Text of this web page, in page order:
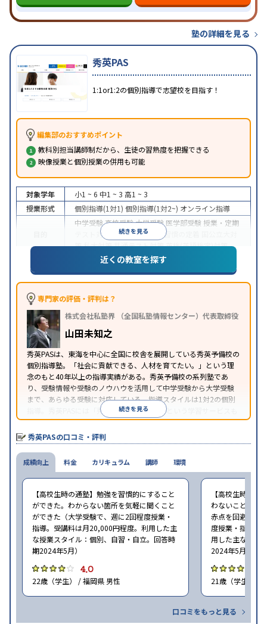
塾の詳細を見る
秀英PAS
1:1or1:2の個別指導で志望校を目指す！
編集部のおすすめポイント
教科別担当講師制だから、生徒の習熟度を把握できる
映像授業と個別授業の併用も可能
続きを見る
対象学年 小1 ~ 6 中1 ~ 3 高1 ~ 3
授業形式
個別指導(1対1) 個別指導(1対2~) オンライン指導
中学受験高校受験大学受験 医学部受験 授業・定期
テスト対策
内申点対策 学習習慣の定着
策私大対策共通テスト対策英検(英語検定)対策
特徴
入塾に学力基準あり授業の振替可能
ブレットを利用オンライン対応1科目から受講可能
季節講習のみの受講可自習室あり
※2024年6月調査。大学受験塾・予備校のアンケート調査方法
近くの教室を探す
専門家の評価・評判は？
株式会社私塾界 （全国私塾情報センター）代表取締役
山田未知之
秀英PASは、東海を中心に全国に校舎を展開している秀英予備校の
個別指導塾。「社会に貢献できる、人材を育てたい。」という理
念のもと40年以上の指導実績がある。秀英予備校の系列塾であ
り、受験情報や受験のノウハウを活用して中学受験から大学受験
まで、あらゆる受験に対応している。指導スタイルは1対2の個別
指導。秀英PASには「秀英PASオンライン」という学習サービスも
あり、自宅からも受講できる。
続きを見る
秀英PASの口コミ・評判
成績向上
【高校生時の通塾】勉強を習慣的にすること
ができた。わからない箇所を気軽に聞くこと
ができた（大学受験で、週に2回程度授業・
指導。受講料は月20,000円程度。利用した主
な授業スタイル：個別、自習・自立。回答時
期2024年5月）
4.0
22歳（学生） / 福岡県 男性
【高校生時の通
わないことがあ
赤点を回避でき
度授業・指導。
用した主な授業
2024年5月）
21歳（学生） /
口コミをもっと見る
料金 カリキュラム 講師 環境